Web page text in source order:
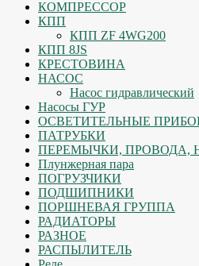
КОМПРЕССОР
КПП
КПП ZF 4WG200
КПП 8JS
КРЕСТОВИНА
НАСОС
Насос гидравлический
Насосы ГУР
ОСВЕТИТЕЛЬНЫЕ
ПАТРУБКИ
ПЕРЕМЫЧКИ, ПРОВОДА,
Плунжерная пара
ПОГРУЗЧИКИ
ПОДШИПНИКИ
ПОРШНЕВАЯ ГРУППА
РАДИАТОРЫ
РАЗНОЕ
РАСПЫЛИТЕЛЬ